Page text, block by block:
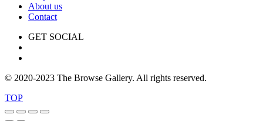
About us
Contact
GET SOCIAL
© 2020-2023 The Browse Gallery. All rights reserved.
TOP